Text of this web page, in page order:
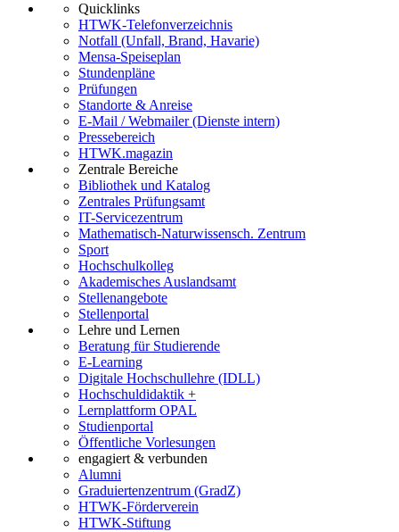
Quicklinks
HTWK-Telefonverzeichnis
Notfall (Unfall, Brand, Havarie)
Mensa-Speiseplan
Stundenpläne
Prüfungen
Standorte & Anreise
E-Mail / Webmailer (Dienste intern)
Pressebereich
HTWK.magazin
Zentrale Bereiche
Bibliothek und Katalog
Zentrales Prüfungsamt
IT-Servicezentrum
Mathematisch-Naturwissensch. Zentrum
Sport
Hochschulkolleg
Akademisches Auslandsamt
Stellenangebote
Stellenportal
Lehre und Lernen
Beratung für Studierende
E-Learning
Digitale Hochschullehre (IDLL)
Hochschuldidaktik +
Lernplattform OPAL
Studienportal
Öffentliche Vorlesungen
engagiert & verbunden
Alumni
Graduiertenzentrum (GradZ)
HTWK-Förderverein
HTWK-Stiftung